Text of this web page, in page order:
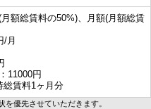
額総賃料の50%)、月額(月額総賃
/月
11000円
総賃料1ヶ月分
優先させていただきます。